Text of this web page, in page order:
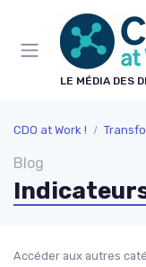
LE MÉDIA DES
CDO at Work !
Blog
Accéder aux autres
Panneau de gestion